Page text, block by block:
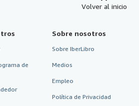
Volver al inicio
de
Sobre nosotros
Sobre IberLibro
Medios
Empleo
Política de Privacidad